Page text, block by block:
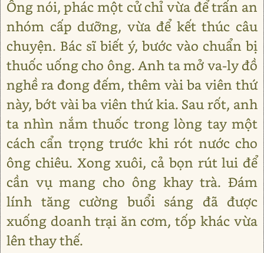
Ông nói, phác một cử chỉ vừa để trấn an
nhóm cấp dưỡng, vừa để kết thúc câu
chuyện. Bác sĩ biết ý, bước vào chuẩn bị
thuốc uống cho ông. Anh ta mở va-ly đồ
nghề ra đong đếm, thêm vài ba viên thứ
này, bớt vài ba viên thứ kia. Sau rốt, anh
ta nhìn nắm thuốc trong lòng tay một
cách cẩn trọng trước khi rót nước cho
ông chiêu. Xong xuôi, cả bọn rút lui để
cần vụ mang cho ông khay trà. Đám
lính tăng cường buổi sáng đã được
xuống doanh trại ăn cơm, tốp khác vừa
lên thay thế.